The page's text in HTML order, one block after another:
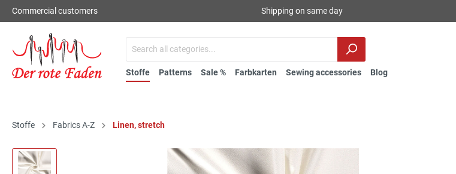
Commercial customers Shipping on same day
Stoffe Patterns Sale % Farbkarten Sewing accessories Blog
Stoffe Fabrics A-Z Linen, stretch